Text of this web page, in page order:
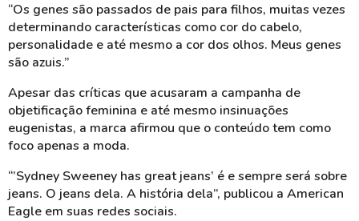
“Os genes são passados de pais para filhos, muitas vezes
determinando características como cor do cabelo,
personalidade e até mesmo a cor dos olhos. Meus genes
são azuis.”
Apesar das críticas que acusaram a campanha de
objetificação feminina e até mesmo insinuações
eugenistas, a marca afirmou que o conteúdo tem como
foco apenas a moda.
“’Sydney Sweeney has great jeans’ é e sempre será sobre
jeans. O jeans dela. A história dela”, publicou a American
Eagle em suas redes sociais.